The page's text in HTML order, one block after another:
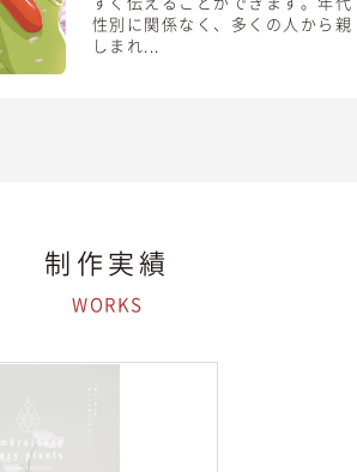
性別に関係なく、多くの人から親
しまれ...
制作実績
WORKS